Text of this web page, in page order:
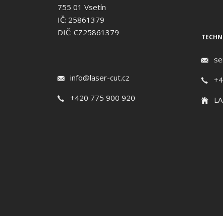
755 01 Vsetín
IČ: 25861379
DIČ: CZ25861379
info@laser-cut.cz
+420 775 900 920